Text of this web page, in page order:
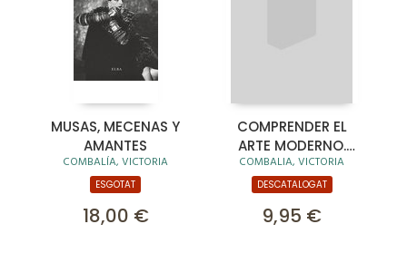
MUSAS, MECENAS Y
AMANTES
COMBALÍA, VICTORIA
ESGOTAT
18,00 €
COMPRENDER EL
ARTE MODERNO.
ARTISTAS
COMBALIA, VICTORIA
DESCATALOGAT
9,95 €